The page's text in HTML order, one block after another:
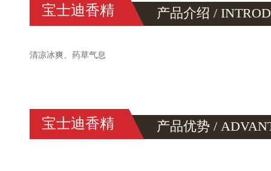
宝士迪香精 产品介绍 /
清凉冰爽、药草气息
宝士迪香精 产品优势 /